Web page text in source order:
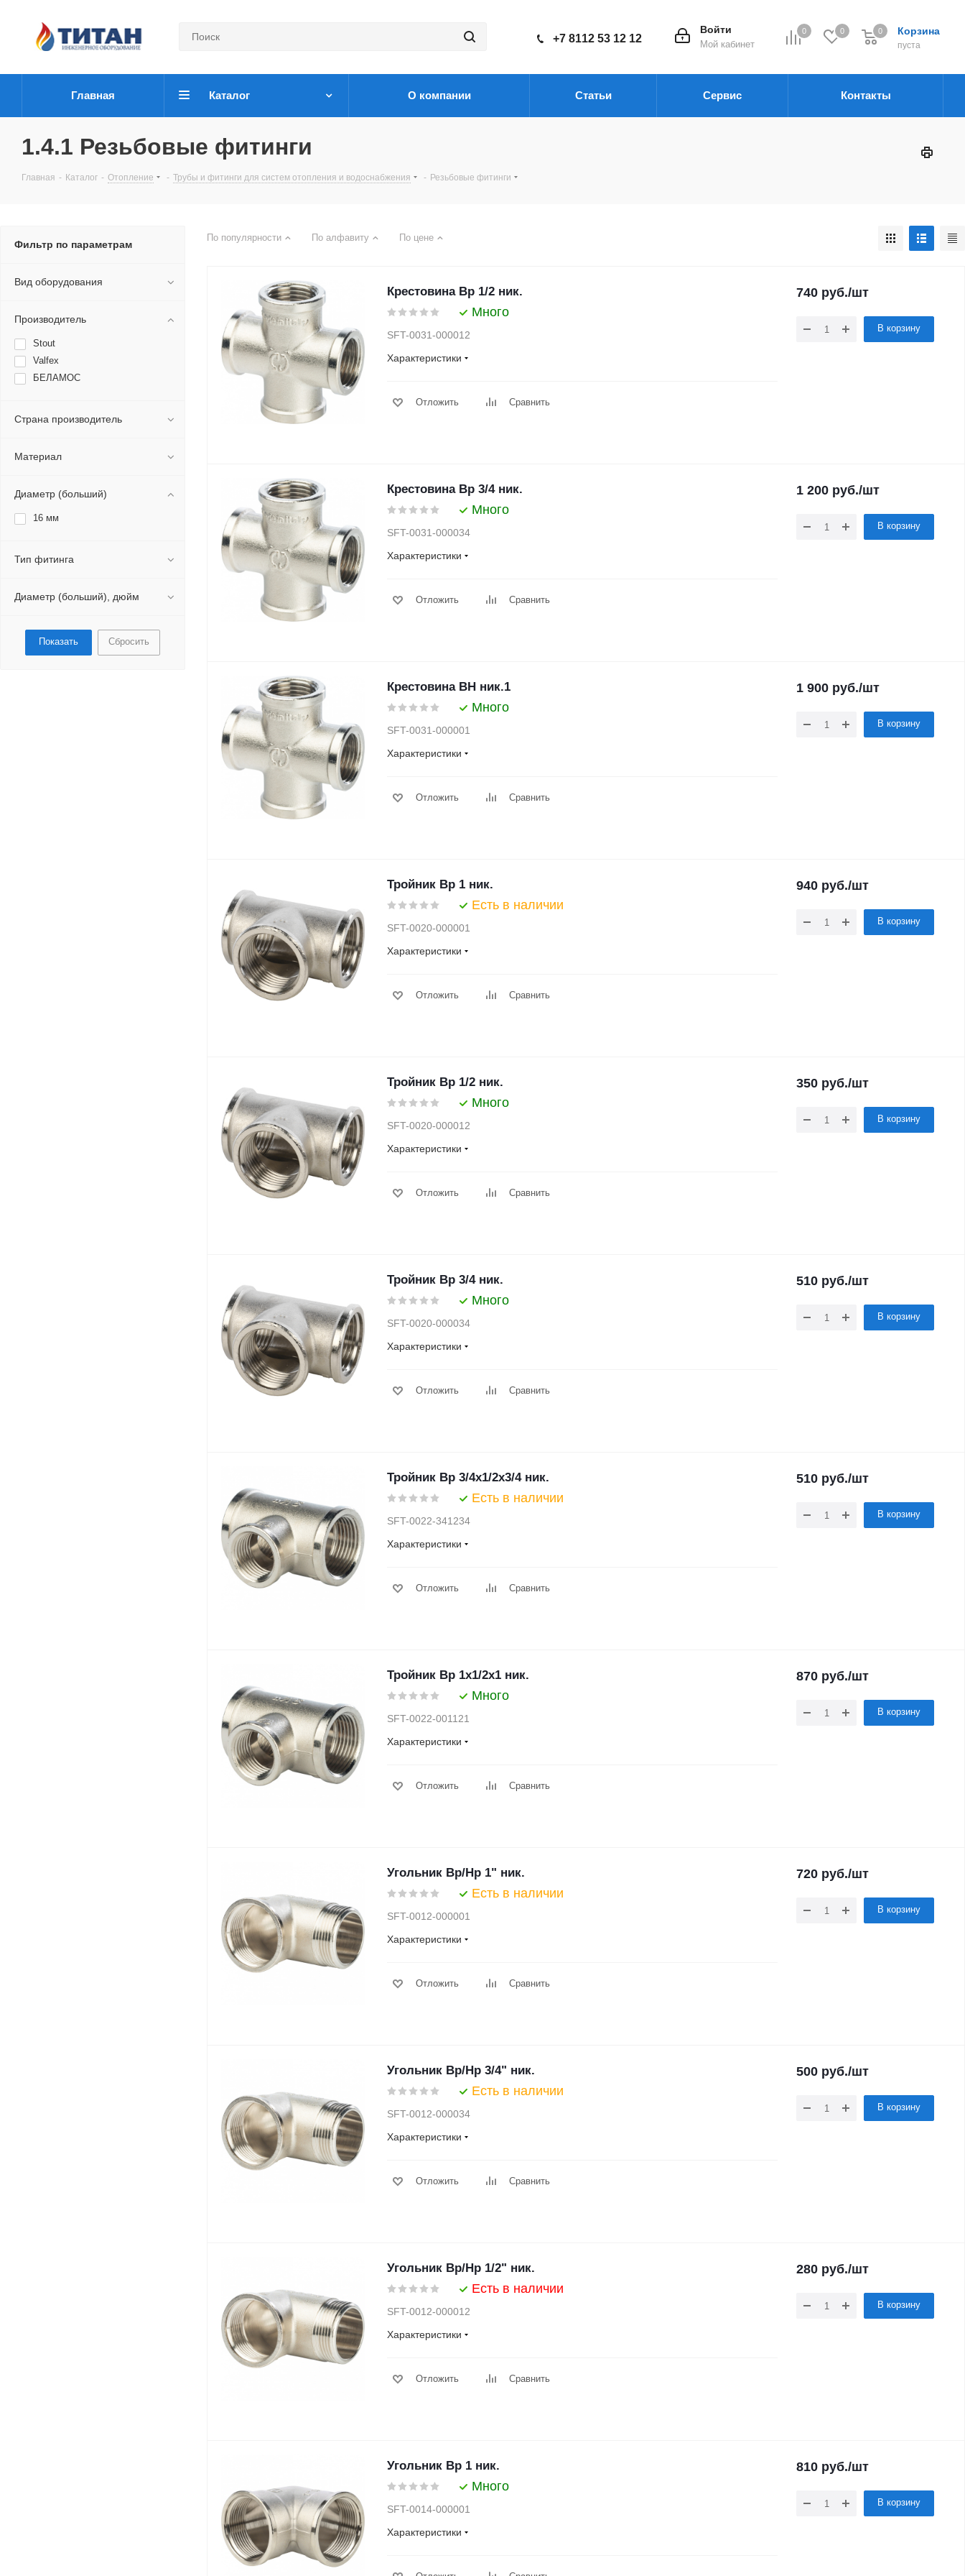
0 0 Корзина
пуста
0
Войти
Мой кабинет
+7 8112 53 12 12
Главная Каталог О компании Статьи Сервис Контакты
1.4.1 Резьбовые фитинги
Главная - Каталог - Отопление - Трубы и фитинги для систем отопления и водоснабжения - Резьбовые фитинги
По популярности По алфавиту По цене
Крестовина Вр 1/2 ник.
Много
SFT-0031-000012
Характеристики
Отложить Сравнить
740 руб./шт
В корзину
Крестовина Вр 3/4 ник.
Много
SFT-0031-000034
Характеристики
Отложить Сравнить
1 200 руб./шт
В корзину
Крестовина ВН ник.1
Много
SFT-0031-000001
Характеристики
Отложить Сравнить
1 900 руб./шт
В корзину
Тройник Вр 1 ник.
Есть в наличии
SFT-0020-000001
Характеристики
Отложить Сравнить
940 руб./шт
В корзину
Тройник Вр 1/2 ник.
Много
SFT-0020-000012
Характеристики
Отложить Сравнить
350 руб./шт
В корзину
Тройник Вр 3/4 ник.
Много
SFT-0020-000034
Характеристики
Отложить Сравнить
510 руб./шт
В корзину
Тройник Вр 3/4х1/2х3/4 ник.
Есть в наличии
SFT-0022-341234
Характеристики
Отложить Сравнить
510 руб./шт
В корзину
Тройник Вр 1х1/2х1 ник.
Много
SFT-0022-001121
Характеристики
Отложить Сравнить
870 руб./шт
В корзину
Угольник Вр/Нр 1" ник.
Есть в наличии
SFT-0012-000001
Характеристики
Отложить Сравнить
720 руб./шт
В корзину
Угольник Вр/Нр 3/4" ник.
Есть в наличии
SFT-0012-000034
Характеристики
Отложить Сравнить
500 руб./шт
В корзину
Угольник Вр/Нр 1/2" ник.
Есть в наличии
SFT-0012-000012
Характеристики
Отложить Сравнить
280 руб./шт
В корзину
Угольник Вр 1 ник.
Много
SFT-0014-000001
Характеристики
810 руб./шт
В корзину
Фильтр по параметрам
Вид оборудования
Производитель
Stout
Valfex
БЕЛАМОС
Страна производитель
Материал
Диаметр (больший)
16 мм
Тип фитинга
Диаметр (больший), дюйм
Сбросить